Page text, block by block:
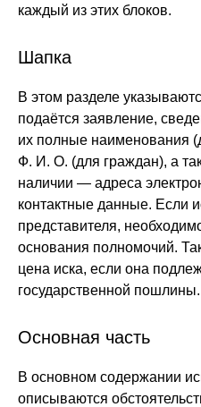
каждый из этих блоков.
Шапка
В этом разделе
подаётся заявление,
их полные наименования
Ф. И. О. (для граждан), а
наличии — адреса
контактные данные. Если
представителя,
основания полномочий.
цена иска, если она
государственной пошлины.
Основная часть
В основном содержании
описываются